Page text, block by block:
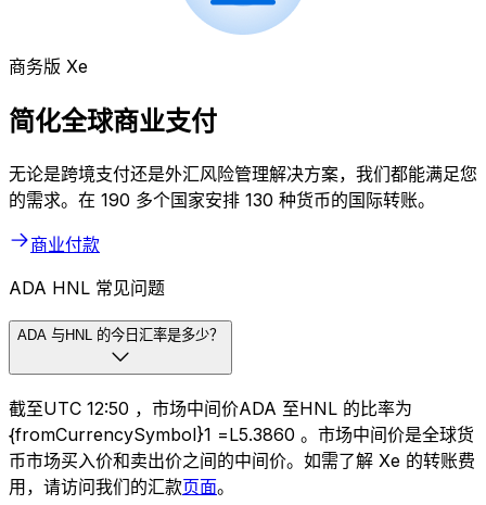
商务版 Xe
简化全球商业支付
无论是跨境支付还是外汇风险管理解决方案，我们都能满足您
的需求。在 190 多个国家安排 130 种货币的国际转账。
商业付款
ADA HNL 常见问题
ADA 与HNL 的今日汇率是多少？
截至UTC 12:50 ，市场中间价ADA 至HNL 的比率为
{fromCurrencySymbol}1 =L5.3860 。市场中间价是全球货
币市场买入价和卖出价之间的中间价。如需了解 Xe 的转账费
用，请访问我们的汇款页面。